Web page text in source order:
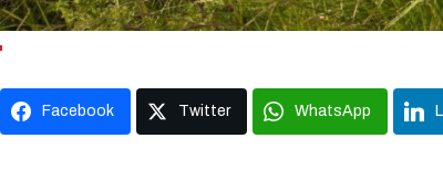
Facebook Twitter WhatsApp